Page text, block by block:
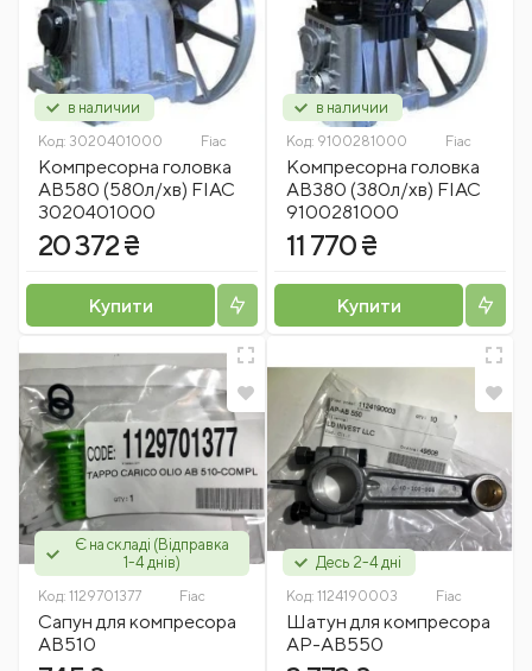
в наличии
Код: 3020401000 Fiac
Компресорна головка
AB580 (580л/хв) FIAC
3020401000
20 372 ₴
Купити
в наличии
Код: 9100281000 Fiac
Компресорна головка
AB380 (380л/хв) FIAC
9100281000
11 770 ₴
Купити
Є на складі (Відправка
1-4 днів)
Код: 1129701377 Fiac
Сапун для компресора
AB510
Десь 2-4 дні
Код: 1124190003 Fiac
Шатун для компресора
АР-АВ550